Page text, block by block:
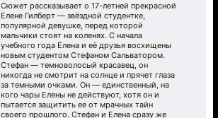
Сюжет рассказывает о 17-летней прекрасной
Елене Гилберт — звёздной студентке,
популярной девушке, перед которой
мальчики стоят на коленях. С начала
учебного года Елена и её друзья восхищены
новым студентом Стефаном Сальватором.
Стефан — темноволосый красавец, он
никогда не смотрит на солнце и прячет глаза
за темными очками. Он — единственный, на
кого чары Елены не действуют, хотя он и
пытается защитить ее от мрачных тайн
своего прошлого. Стефан и Елена сразу же